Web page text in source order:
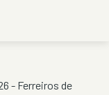
- Ferreiros de